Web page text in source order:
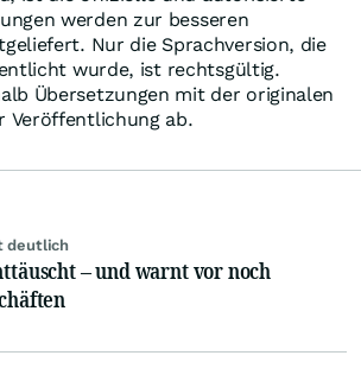
werden zur besseren
Nur die Sprachversion, die
wurde, ist rechtsgültig.
Übersetzungen mit der originalen
Veröffentlichung ab.
deutlich
– und warnt vor noch